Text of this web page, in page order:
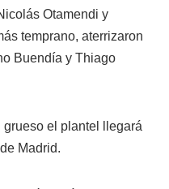
Otamendi y
temprano, aterrizaron
Buendía y Thiago
el plantel llegará
Madrid.